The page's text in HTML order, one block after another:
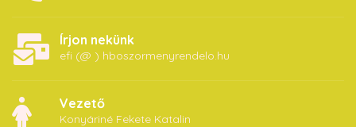
Írjon nekünk
efi (@ ) hboszormenyrendelo.hu
Vezető
Konyáriné Fekete Katalin